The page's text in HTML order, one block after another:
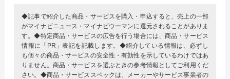
◆記事で紹介した商品・サービスを購入・申込すると、売上の一部
がマイナビニュース・マイナビウーマンに還元されることがありま
す。◆特定商品・サービスの広告を行う場合には、商品・サービス
情報に「PR」表記を記載します。◆紹介している情報は、必ずし
も個々の商品・サービスの安全性・有効性を示しているわけではあ
りません。商品・サービスを選ぶときの参考情報としてご利用くだ
さい。◆商品・サービススペックは、メーカーやサービス事業者の